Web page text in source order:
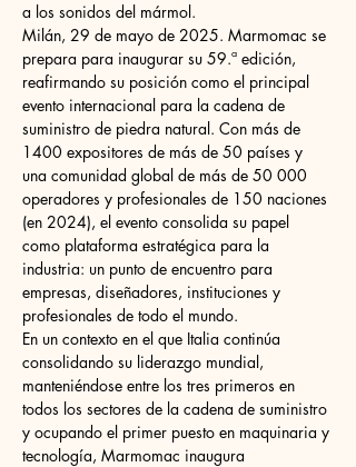
a los sonidos del mármol.
Milán, 29 de mayo de 2025. Marmomac se
prepara para inaugurar su 59.ª edición,
reafirmando su posición como el principal
evento internacional para la cadena de
suministro de piedra natural. Con más de
1400 expositores de más de 50 países y
una comunidad global de más de 50 000
operadores y profesionales de 150 naciones
(en 2024), el evento consolida su papel
como plataforma estratégica para la
industria: un punto de encuentro para
empresas, diseñadores, instituciones y
profesionales de todo el mundo.
En un contexto en el que Italia continúa
consolidando su liderazgo mundial,
manteniéndose entre los tres primeros en
todos los sectores de la cadena de suministro
y ocupando el primer puesto en maquinaria y
tecnología, Marmomac inaugura